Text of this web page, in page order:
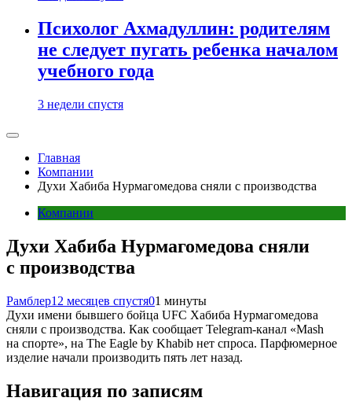
Психолог Ахмадуллин: родителям
не следует пугать ребенка началом
учебного года
3 недели спустя
Главная
Компании
Духи Хабиба Нурмагомедова сняли с производства
Компании
Духи Хабиба Нурмагомедова сняли
с производства
Рамблер12 месяцев спустя01 минуты
Духи имени бывшего бойца UFC Хабиба Нурмагомедова
сняли с производства. Как сообщает Telegram-канал «Mash
на спорте», на The Eagle by Khabib нет спроса. Парфюмерное
изделие начали производить пять лет назад.
Навигация по записям